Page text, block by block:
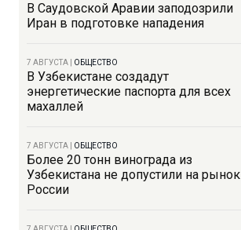
В Саудовской Аравии заподозрили
Иран в подготовке нападения
7 АВГУСТА ОБЩЕСТВО
В Узбекистане создадут
энергетические паспорта для всех
махаллей
7 АВГУСТА ОБЩЕСТВО
Более 20 тонн винограда из
Узбекистана не допустили на рынок
России